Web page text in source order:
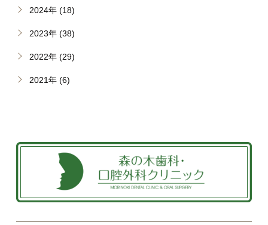
2024年 (18)
2023年 (38)
2022年 (29)
2021年 (6)